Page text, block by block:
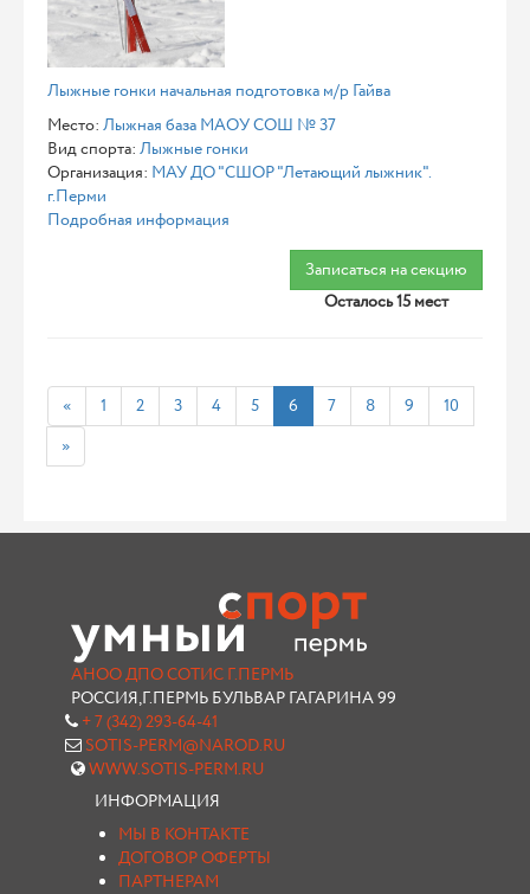
Лыжные гонки начальная подготовка м/р Гайва
Место: Лыжная база МАОУ СОШ № 37
Вид спорта: Лыжные гонки
Организация: МАУ ДО "СШОР "Летающий лыжник".
г.Перми
Подробная информация
Записаться на секцию
Осталось 15 мест
« 1 2 3 4 5 6 7 8 9
10
»
АНОО ДПО СОТИС Г.ПЕРМЬ
РОССИЯ,Г.ПЕРМЬ БУЛЬВАР ГАГАРИНА 99
+ 7 (342) 293-64-41
SOTIS-PERM@NAROD.RU
WWW.SOTIS-PERM.RU
ИНФОРМАЦИЯ
МЫ В КОНТАКТЕ
ДОГОВОР ОФЕРТЫ
ПАРТНЕРАМ